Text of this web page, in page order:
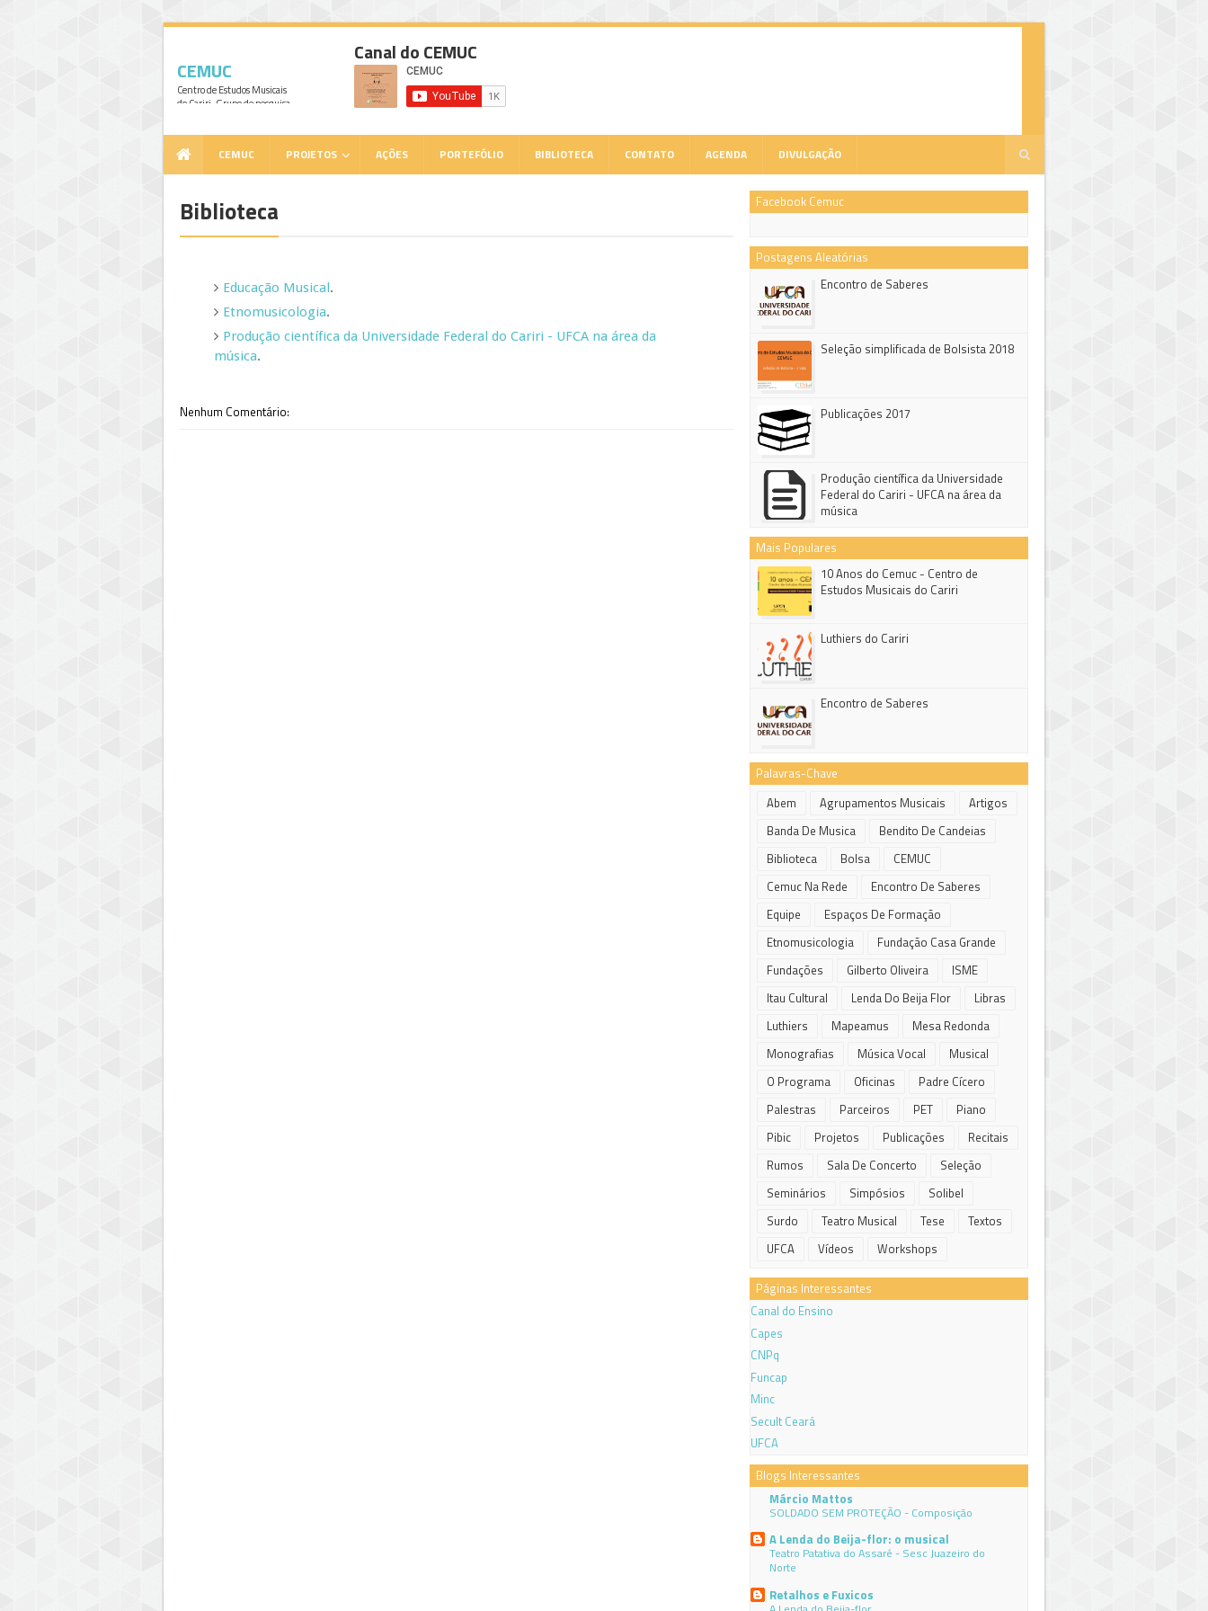
CEMUC
Centro de Estudos Musicais
do Cariri. Grupo de pesquisa
professor Dr. Marcio Mattos.
Canal do CEMUC
CEMUC PROJETOS AÇÕES PORTEFÓLIO BIBLIOTECA CONTATO AGENDA DIVULGAÇÃO
Biblioteca
Educação Musical.
Etnomusicologia.
Produção científica da Universidade Federal do Cariri - UFCA na área da
música.
Nenhum Comentário:
Facebook Cemuc
Postagens Aleatórias
Encontro de Saberes
Seleção simplificada de Bolsista 2018
Publicações 2017
Produção científica da Universidade
Federal do Cariri - UFCA na área da
música
Mais Populares
10 Anos do Cemuc - Centro de
Estudos Musicais do Cariri
Luthiers do Cariri
Encontro de Saberes
Palavras-Chave
Abem
Agrupamentos Musicais
Artigos
Banda De Musica
Bendito De Candeias
Biblioteca
Bolsa
CEMUC
Cemuc Na Rede
Encontro De Saberes
Equipe
Espaços De Formação
Etnomusicologia
Fundação Casa Grande
Fundações
Gilberto Oliveira
ISME
Itau Cultural
Lenda Do Beija Flor
Libras
Luthiers
Mapeamus
Mesa Redonda
Monografias
Música Vocal
Musical
O Programa
Oficinas
Padre Cícero
Palestras
Parceiros PET
Piano
Pibic
Projetos Publicações
Recitais
Rumos
Sala De Concerto
Seleção
Seminários
Simpósios
Solibel
Surdo
Teatro Musical Tese
Textos
UFCA
Vídeos Workshops
Páginas Interessantes
Canal do Ensino
Capes
CNPq
Funcap
Minc
Secult Ceará
UFCA
Blogs Interessantes
Márcio Mattos
SOLDADO SEM PROTEÇÃO - Composição
A Lenda do Beija-flor: o musical
Teatro Patativa do Assaré - Sesc Juazeiro do
Norte
Retalhos e Fuxicos